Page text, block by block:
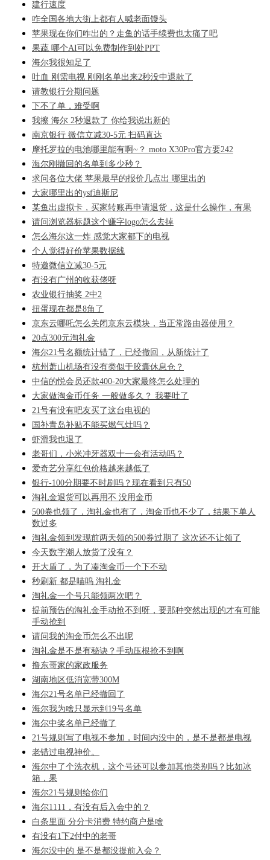
建行速度
咋全国各地大街上都有人喊老面馒头
苹果现在你们咋出的？走鱼的话手续费也太痛了吧
果蔬 哪个AI可以免费制作到处PPT
海尔我很知足了
吐血 刚需电视 刚刚名单出来2秒没中退款了
请教银行分期问题
下不了单，难受啊
我擦 海尔 2秒退款了 你给我说出新的
南京银行 微信立减30-5元 扫码直达
摩托罗拉的电池哪里能有啊~？ moto X30Pro官方要242
海尔刚撤回的名单到多少秒？
求问各位大佬 苹果最早的报价几点出 哪里出的
大家哪里出的ysf迪斯尼
某鱼出虚拟卡，买家转账再申请退货，这是什么操作，有果
请问浏览器标题这个赚字logo怎么去掉
怎么海尔这一炸 感觉大家都下的电视
个人觉得好价苹果数据线
特邀微信立减30-5元
有没有广州的收获佬呀
农业银行抽奖 2中2
扭蛋现在都是8角了
京东云哪吒怎么关闭京东云模块，当正常路由器使用？
20点300元淘礼金
海尔21号名额统计错了，已经撤回，从新统计了
杭州萧山机场有没有类似于胶囊休息仓？
中信的悦会员还款400-20大家最终怎么处理的
大家做淘金币任务 一般做多久？ 我要吐了
21号有没有吧友买了这台电视的
国补青岛补贴不能买燃气灶吗？
虾滑我也退了
老哥们，小米冲牙器双十一会有活动吗？
爱奇艺分享红包价格越来越低了
银行-100分期要不时刷吗？现在看到只有50
淘礼金退货可以再用不 没用金币
500卷也领了，淘礼金也有了，淘金币也不少了，结果下单人
数过多
淘礼金领到发现前两天领的500券过期了 这次还不让领了
今天数字潮人放货了没有？
开大盾了，为了凑淘金币一个下不动
秒刷新 都是喵呜 淘礼金
淘礼金一个号只能领两次吧？
提前预告的淘礼金手动抢不到呀，要那种突然出现的才有可能
手动抢到
请问我的淘金币怎么不出呢
淘礼金是不是有秘诀？手动压根抢不到啊
撸东哥家的家政服务
湖南地区低消宽带300M
海尔21号名单已经撤回了
海尔我为啥只显示到19号名单
海尔中奖名单已经撤了
21号规则写了电视不参加，时间内没中的，是不是都是电视
老错过电视神价。
海尔中了个洗衣机，这个号还可以参加其他类别吗？比如冰
箱，果
海尔21号规则给你们
海尔1111，有没有后入会中的？
白条里面 分分卡消费 特约商户是啥
有没有1下2付中的老哥
海尔没中的 是不是都没提前入会？